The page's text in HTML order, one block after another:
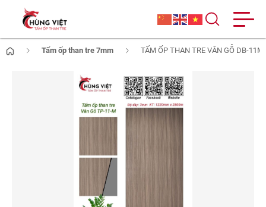
Tấm ốp than tre 7mm TẤM ỐP THAN TRE VÂN GỖ DB-11M